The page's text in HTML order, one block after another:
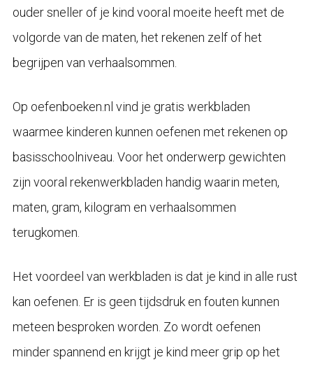
ouder sneller of je kind vooral moeite heeft met de
volgorde van de maten, het rekenen zelf of het
begrijpen van verhaalsommen.
Op oefenboeken.nl vind je gratis werkbladen
waarmee kinderen kunnen oefenen met rekenen op
basisschoolniveau. Voor het onderwerp gewichten
zijn vooral rekenwerkbladen handig waarin meten,
maten, gram, kilogram en verhaalsommen
terugkomen.
Het voordeel van werkbladen is dat je kind in alle rust
kan oefenen. Er is geen tijdsdruk en fouten kunnen
meteen besproken worden. Zo wordt oefenen
minder spannend en krijgt je kind meer grip op het